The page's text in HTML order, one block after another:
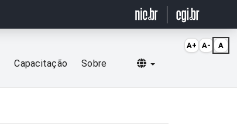
Capacitação Sobre Selecionar idioma
A+ A- A